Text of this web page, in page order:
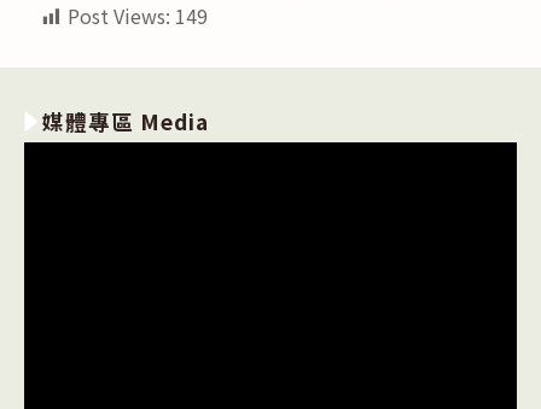
Post Views: 149
媒體專區 Media